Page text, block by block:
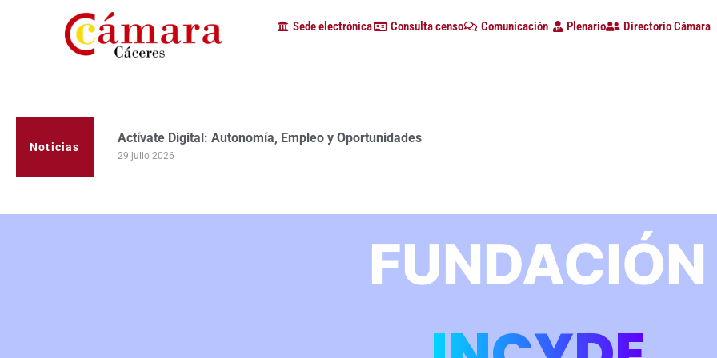
Sede electrónica Consulta censo Comunicación Plenario Directorio Cámara
La Cámara de Comercio de Cáceres clausura con alta participación de empresas en la primera edición
programa Apoyo al Tutor en la provincia
FUNDACIÓN